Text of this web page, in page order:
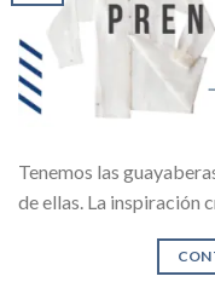
Tenemos las
de ellas. La inspiración